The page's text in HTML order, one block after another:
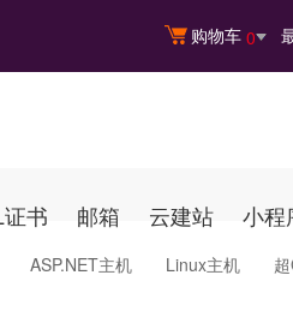
购物车 0
书 邮箱 云建站 小程
ASP.NET主机 Linux主机